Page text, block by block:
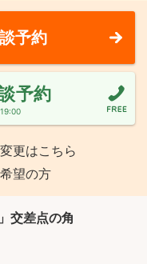
予約
予約
更はこちら
望の方
交差点の角